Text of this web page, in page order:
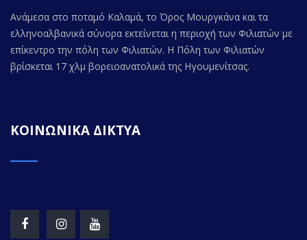
Ανάμεσα στο ποταμό Καλαμά, το Όρος Μουργκάνα και τα
ελληνοαλβανικά σύνορα εκτείνεται η περιοχή των Φιλιατών με
επίκεντρο την πόλη των Φιλιατών. Η Πόλη των Φιλιατών
βρίσκεται 17 χλμ βορειοανατολικά της Ηγουμενίτσας.
ΚΟΙΝΩΝΙΚΑ ΔΙΚΤΥΑ